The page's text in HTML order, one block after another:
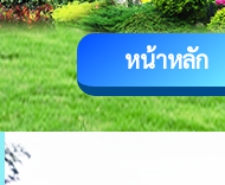
หน้าหลัก